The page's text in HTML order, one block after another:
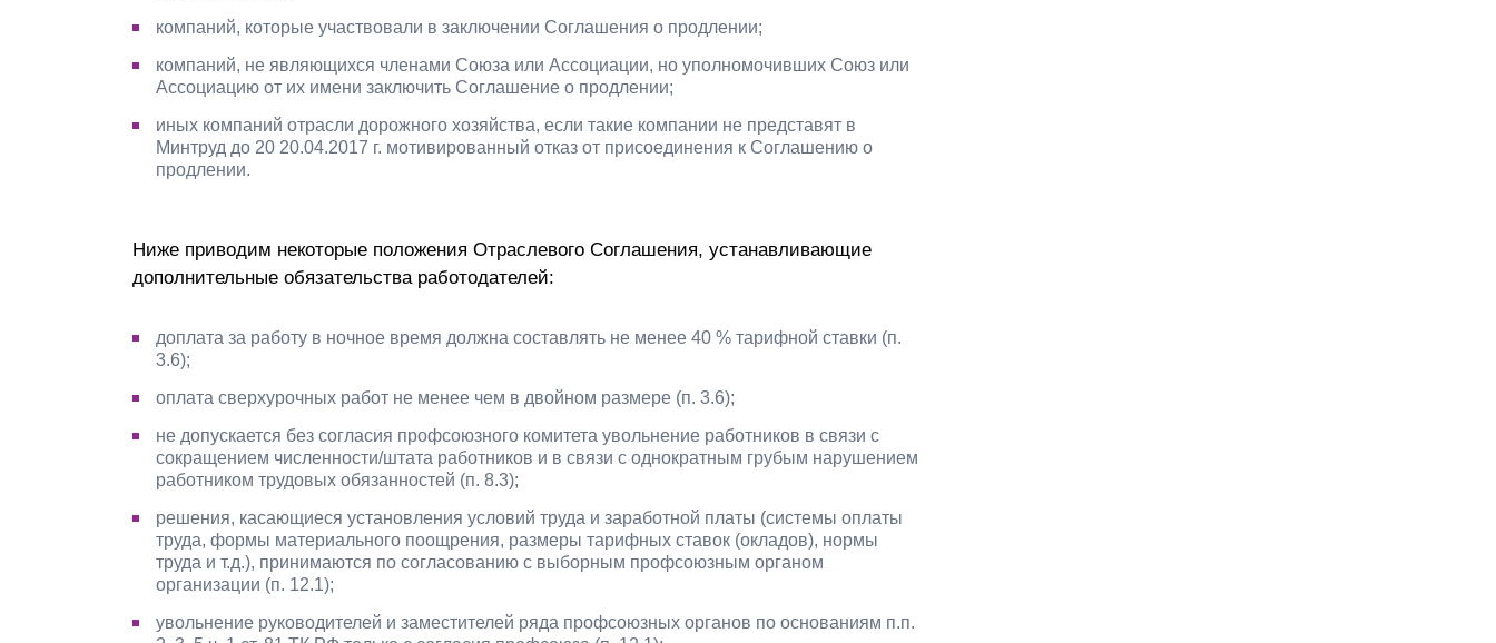
компаний, которые участвовали в заключении Соглашения о продлении;
компаний, не являющихся членами Союза или Ассоциации, но уполномочивших Союз или
Ассоциацию от их имени заключить Соглашение о продлении;
иных компаний отрасли дорожного хозяйства, если такие компании не представят в
Минтруд до 20 20.04.2017 г. мотивированный отказ от присоединения к Соглашению о
продлении.
Ниже приводим некоторые положения Отраслевого Соглашения, устанавливающие
дополнительные обязательства работодателей:
доплата за работу в ночное время должна составлять не менее 40 % тарифной ставки (п.
3.6);
оплата сверхурочных работ не менее чем в двойном размере (п. 3.6);
не допускается без согласия профсоюзного комитета увольнение работников в связи с
сокращением численности/штата работников и в связи с однократным грубым нарушением
работником трудовых обязанностей (п. 8.3);
решения, касающиеся установления условий труда и заработной платы (системы оплаты
труда, формы материального поощрения, размеры тарифных ставок (окладов), нормы
труда и т.д.), принимаются по согласованию с выборным профсоюзным органом
организации (п. 12.1);
увольнение руководителей и заместителей ряда профсоюзных органов по основаниям п.п.